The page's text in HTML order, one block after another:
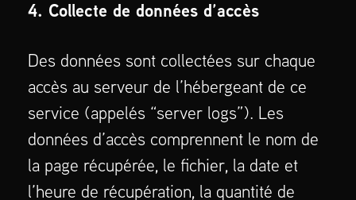
4. Collecte de données d’accès
Des données sont collectées sur chaque
accès au serveur de l’hébergeant de ce
service (appelés “server logs”). Les
données d’accès comprennent le nom de
la page récupérée, le fichier, la date et
l’heure de récupération, la quantité de